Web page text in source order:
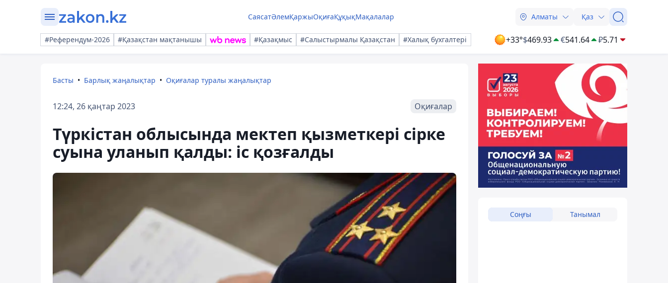
СаясатӘлемҚаржыОқиғаҚұқықМақалалар Алматы Қаз
#Референдум-2026 #Қазақстан мақтанышы #Қазақмыс #Салыстырмалы Қазақстан #Халық бухгалтері +33°$469.93 €541.64 ₽5.71
Басты Барлық жаңалықтар Оқиғалар туралы жаңалықтар
12:24, 26 қаңтар 2023 Оқиғалар
Түркістан облысында мектеп қызметкері сірке
суына уланып қалды: іс қозғалды
Соңғы Танымал